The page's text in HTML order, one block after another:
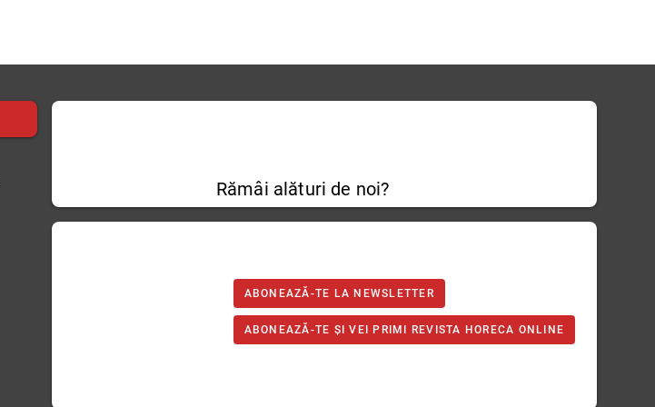
Rămâi alături de noi?
ABONEAZĂ-TE LA NEWSLETTER
ABONEAZĂ-TE ȘI VEI PRIMI REVISTA HORECA ONLINE